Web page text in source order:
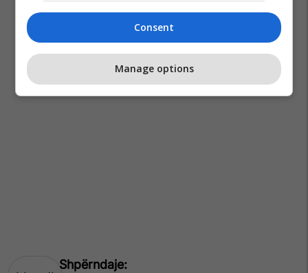
Consent
Manage options